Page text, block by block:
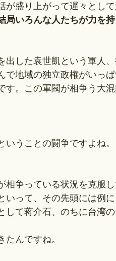
が盛り上がって遅々とし
局いろんな人たちが力を
出した袁世凱という軍人
で地域の独立政権がいっ
す。この軍閥が相争う大
うことの闘争ですよね。
相争っている状況を克服
いって、その先頭には例
て蒋介石、のちに台湾の
んですね。